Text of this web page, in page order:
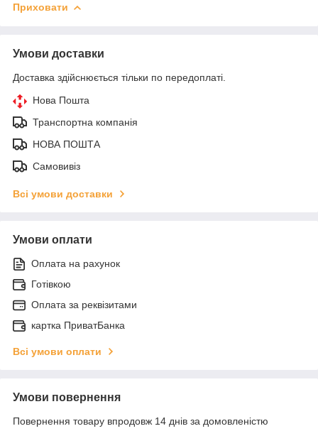
Приховати
Умови доставки
Доставка здійснюється тільки по передоплаті.
Нова Пошта
Транспортна компанія
НОВА ПОШТА
Самовивіз
Всі умови доставки
Умови оплати
Оплата на рахунок
Готівкою
Оплата за реквізитами
картка ПриватБанка
Всі умови оплати
Умови повернення
Повернення товару впродовж 14 днів за домовленістю